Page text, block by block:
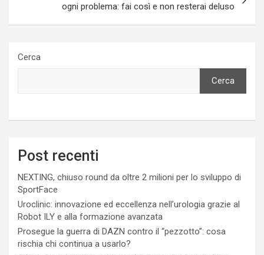
ogni problema: fai così e non resterai deluso
Cerca
Cerca
Post recenti
NEXTING, chiuso round da oltre 2 milioni per lo sviluppo di
SportFace
Uroclinic: innovazione ed eccellenza nell’urologia grazie al
Robot ILY e alla formazione avanzata
Prosegue la guerra di DAZN contro il “pezzotto”: cosa
rischia chi continua a usarlo?